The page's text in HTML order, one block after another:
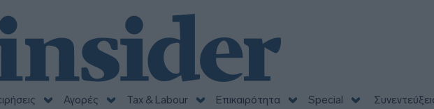
Αγορές Tax & Labour Επικαιρότητα Special